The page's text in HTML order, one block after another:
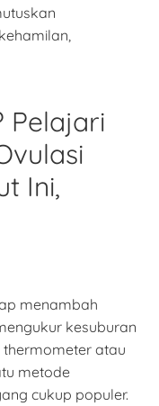
Pelajari
Ini,
menambah
kesuburan
atau
metode
cukup populer.